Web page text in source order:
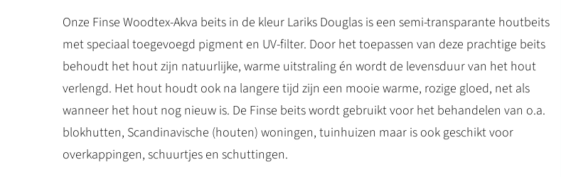
Onze Finse Woodtex-Akva beits in de kleur Lariks Douglas is een semi-transparante houtbeits
met speciaal toegevoegd pigment en UV-filter. Door het toepassen van deze prachtige beits
behoudt het hout zijn natuurlijke, warme uitstraling én wordt de levensduur van het hout
verlengd. Het hout houdt ook na langere tijd zijn een mooie warme, rozige gloed, net als
wanneer het hout nog nieuw is. De Finse beits wordt gebruikt voor het behandelen van o.a.
blokhutten, Scandinavische (houten) woningen, tuinhuizen maar is ook geschikt voor
overkappingen, schuurtjes en schuttingen.